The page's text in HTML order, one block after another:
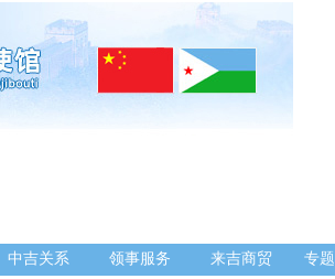
中吉关系 领事服务 来吉商贸 专题